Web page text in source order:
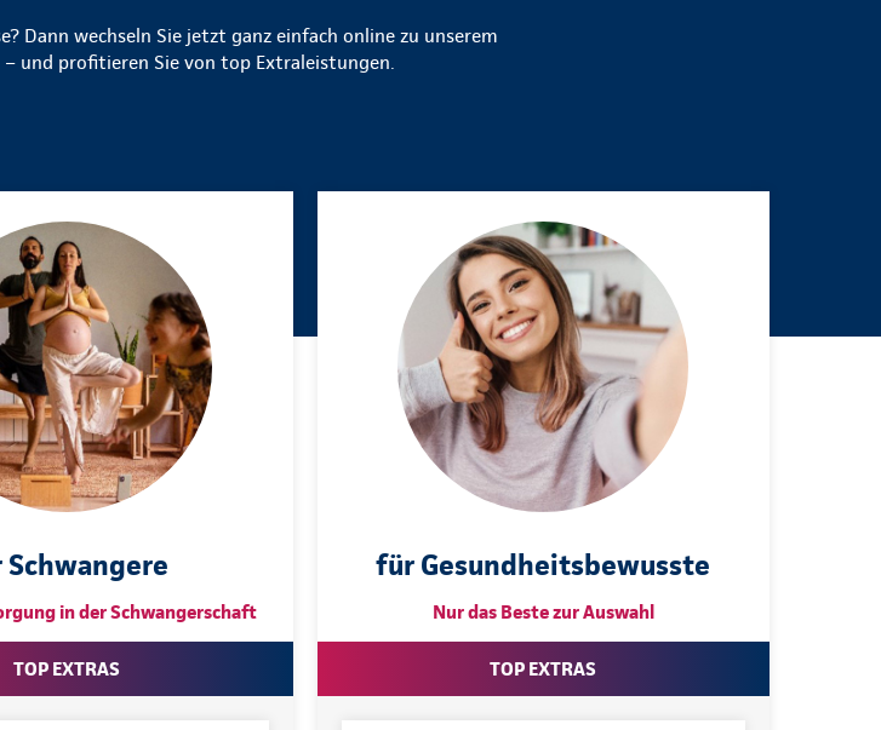
Dann wechseln Sie jetzt ganz einfach online zu unserem
und profitieren Sie von top Extraleistungen.
in der Schwangerschaft
TOP EXTRAS
für Gesundheitsbewusste
Nur das Beste zur Auswahl
TOP EXTRAS